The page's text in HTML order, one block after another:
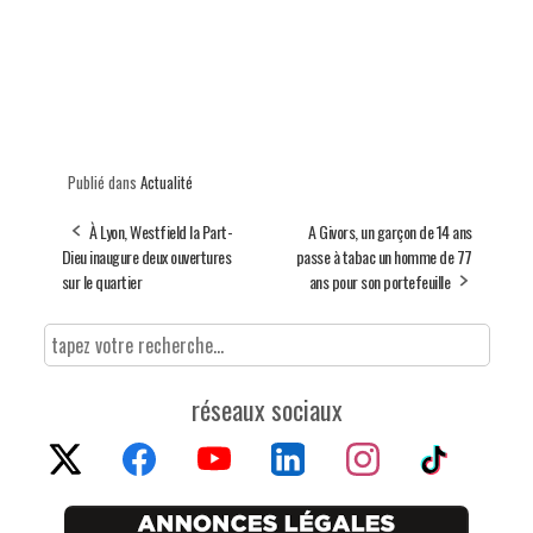
Publié dans Actualité
À Lyon, Westfield la Part-
Dieu inaugure deux ouvertures
sur le quartier
A Givors, un garçon de 14 ans
passe à tabac un homme de 77
ans pour son portefeuille
réseaux sociaux